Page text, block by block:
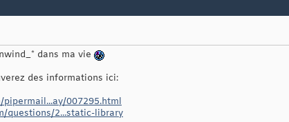
dans ma vie
des informations ici:
007295.html
questions/2...static-library